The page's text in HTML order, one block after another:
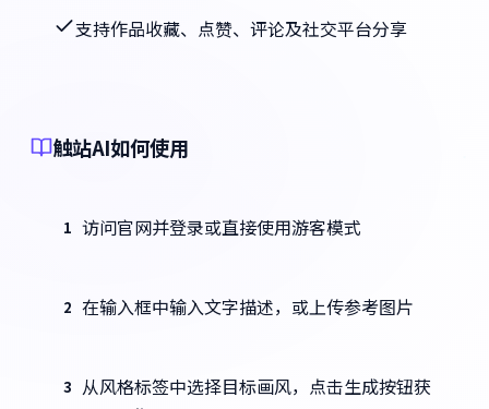
支持作品收藏、点赞、评论及社交平台分享
触站AI如何使用
1 访问官网并登录或直接使用游客模式
2 在输入框中输入文字描述，或上传参考图片
3 从风格标签中选择目标画风，点击生成按钮获